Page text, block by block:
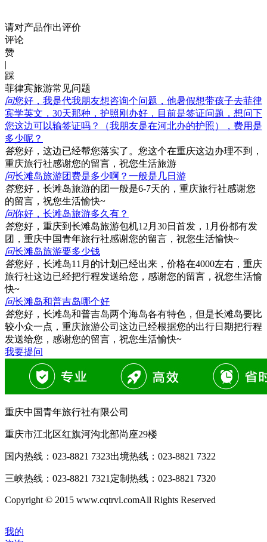
请对产品作出评价
评论
赞
|
踩
菲律宾旅游常见问题
问您好，我是代我朋友想咨询个问题，他暑假想带孩子去菲律
宾学英文，30天那种，护照刚办好，目前是签证问题，想问下
您这边可以输签证吗？（我朋友是在河北办的护照），费用是
多少呢？
答您好，这边已经帮您落实了。您这个在重庆这边办理不到，
重庆旅行社感谢您的留言，祝您生活旅游
问长滩岛旅游团费是多少啊？一般是几日游
答您好，长滩岛旅游的团一般是6-7天的，重庆旅行社感谢您
的留言，祝您生活愉快~
问你好，长滩岛旅游多久有？
答您好，重庆到长滩岛旅游包机12月30日首发，1月份都有发
团，重庆中国青年旅行社感谢您的留言，祝您生活愉快~
问长滩岛旅游要多少钱
答您好，长滩岛11月的计划已经出来，价格在4000左右，重庆
旅行社这边已经把行程发送给您，感谢您的留言，祝您生活愉
快~
问长滩岛和普吉岛哪个好
答您好，长滩岛和普吉岛两个海岛各有特色，但是长滩岛要比
较小众一点，重庆旅游公司这边已经根据您的出行日期把行程
发送给您，感谢您的留言，祝您生活愉快~
我要提问
重庆中国青年旅行社有限公司
重庆市江北区红旗河沟北部尚座29楼
国内热线： 023-8821 7323出境热线： 023-8821 7322
三峡热线： 023-8821 7321 定制热线： 023-8821 7320
Copyright © 2015 www.cqtrvl.comAll Rights Reserved
我的